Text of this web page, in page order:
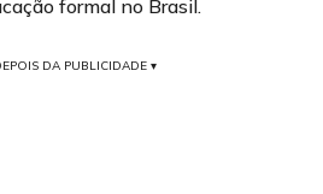
formal no Brasil.
DA PUBLICIDADE ▾